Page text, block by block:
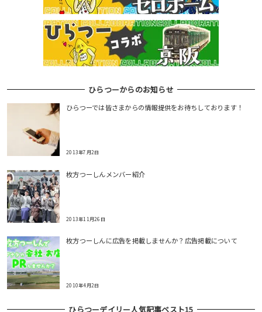
ひらつーからのお知らせ
ひらつーでは皆さまからの情報提供をお待ちしております！
2013年7月2日
枚方つーしんメンバー紹介
2013年11月26日
枚方つーしんに広告を掲載しませんか？広告掲載について
2010年4月2日
ひらつーデイリー人気記事ベスト15